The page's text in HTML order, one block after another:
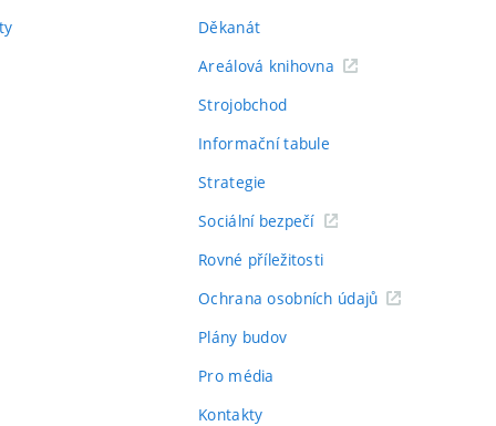
Děkanát
Areálová knihovna
Strojobchod
Informační tabule
Strategie
Sociální bezpečí
Rovné příležitosti
Ochrana osobních údajů
Plány budov
Pro média
Kontakty